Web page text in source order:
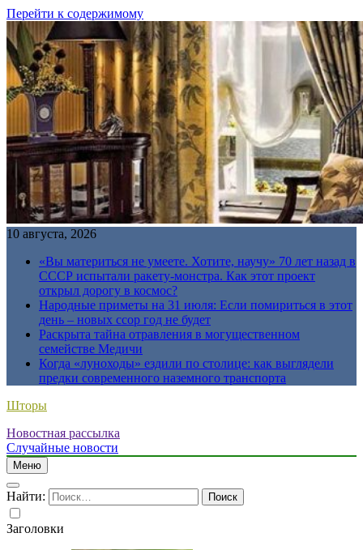
Перейти к содержимому
10 августа, 2026
«Вы материться не умеете. Хотите, научу» 70 лет назад в
СССР испытали ракету-монстра. Как этот проект
открыл дорогу в космос?
Народные приметы на 31 июля: Если помириться в этот
день – новых ссор год не будет
Раскрыта тайна отравления в могущественном
семействе Медичи
Когда «луноходы» ездили по столице: как выглядели
предки современного наземного транспорта
Шторы
Новостная рассылка
Случайные новости
Меню
Найти:
Заголовки